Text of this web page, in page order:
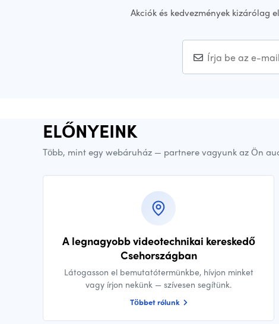
Akciók és kedvezmények kizárólag
ELŐNYEINK
Több, mint egy webáruház — partnere vagyunk az Ön
A legnagyobb videotechnikai kereskedő
Csehországban
Látogasson el bemutatótermünkbe, hívjon minket
vagy írjon nekünk — szívesen segítünk.
Többet rólunk